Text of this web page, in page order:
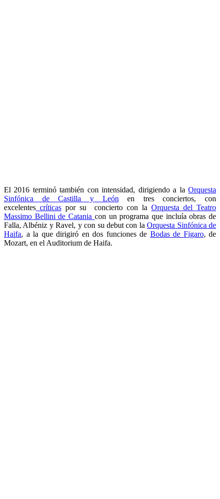
El 2016 terminó también con intensidad, dirigiendo a la Orquesta
Sinfónica de Castilla y León en tres conciertos, con
excelentes críticas por su concierto con la Orquesta del Teatro
Massimo Bellini de Catania con un programa que incluía obras de
Falla, Albéniz y Ravel, y con su debut con laOrquesta Sinfónica de
Haifa, a la que dirigiró en dos funciones de Bodas de Figaro, de
Mozart, en el Auditorium de Haifa.